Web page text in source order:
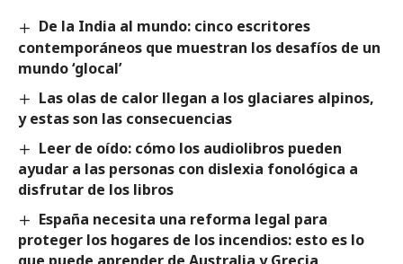
De la India al mundo: cinco escritores
contemporáneos que muestran los desafíos de un
mundo ‘glocal’
Las olas de calor llegan a los glaciares alpinos,
y estas son las consecuencias
Leer de oído: cómo los audiolibros pueden
ayudar a las personas con dislexia fonológica a
disfrutar de los libros
España necesita una reforma legal para
proteger los hogares de los incendios: esto es lo